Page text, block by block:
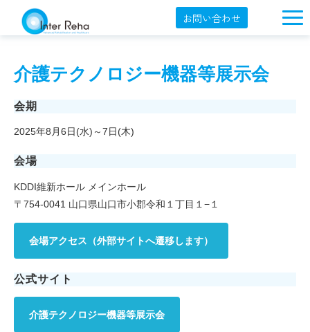
お問い合わせ
製品一覧
セミナー情報
YouTube
オンラインショップ
English
介護テクノロジー機器等展示会
会期
2025年8月6日(水)～7日(木)
会場
KDDI維新ホール メインホール
〒754-0041 山口県山口市小郡令和１丁目１−１
会場アクセス（外部サイトへ遷移します）
公式サイト
介護テクノロジー機器等展示会